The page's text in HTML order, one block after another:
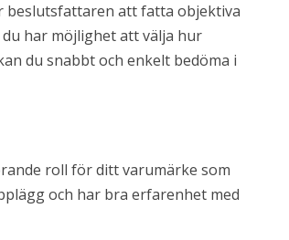
beslutsfattaren att fatta objektiva
har möjlighet att välja hur
du snabbt och enkelt bedöma i
roll för ditt varumärke som
och har bra erfarenhet med